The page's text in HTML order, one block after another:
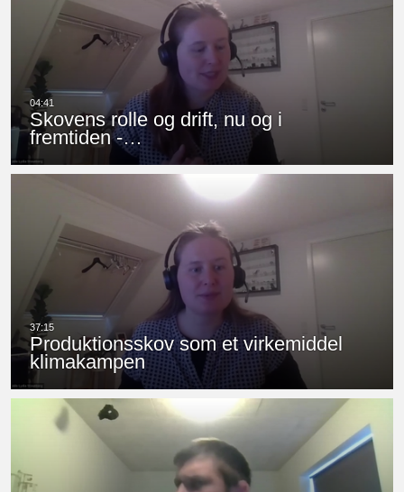
Skovens rolle og drift, nu og i
fremtiden -…
Produktionsskov som et virkemiddel
klimakampen